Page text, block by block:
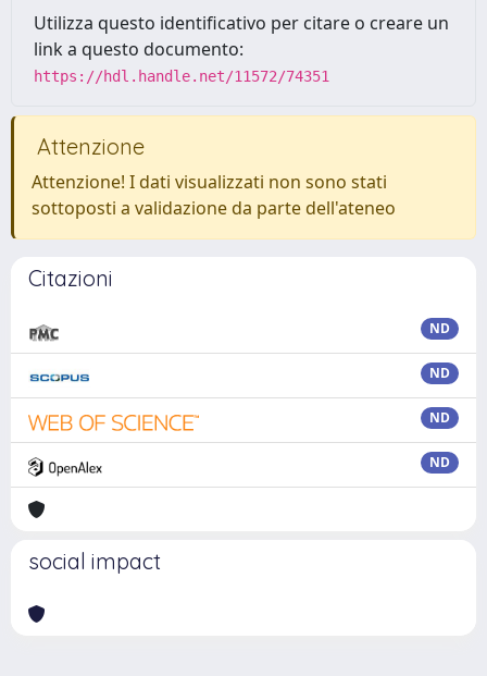
Utilizza questo identificativo per citare o creare un
link a questo documento:
https://hdl.handle.net/11572/74351
Attenzione
Attenzione! I dati visualizzati non sono stati
sottoposti a validazione da parte dell'ateneo
Citazioni
ND
ND
ND
ND
social impact